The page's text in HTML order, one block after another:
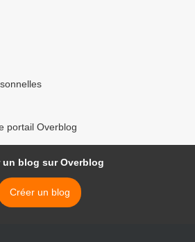
portail Overblog
un blog sur Overblog
Créer un blog